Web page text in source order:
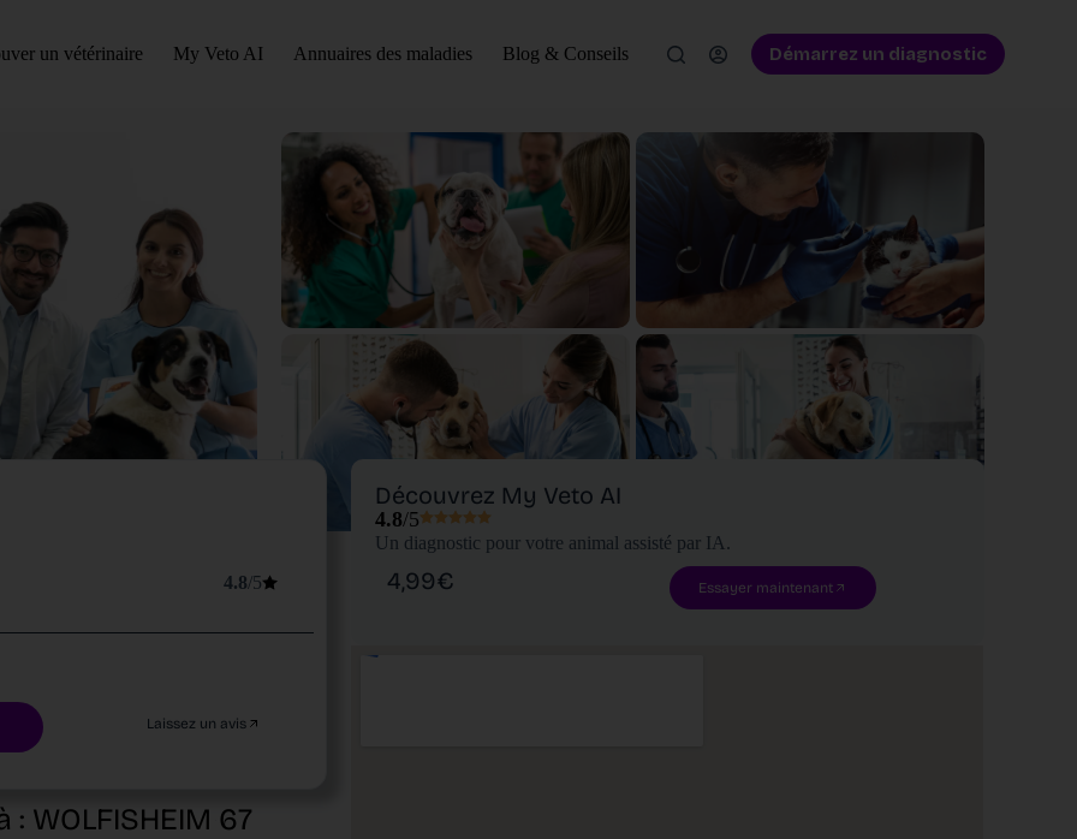
un vétérinaire My Veto AI Annuaires des maladies Blog & Conseils Démarrez un diagnostic
4.8/5
Laissez un avis
: WOLFISHEIM 67
Découvrez My Veto AI
4.8/5
Un diagnostic pour votre animal assisté par IA.
4,99€ Essayer maintenant